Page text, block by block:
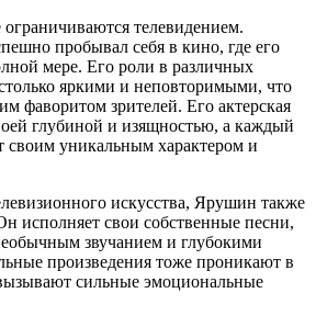
телевидением.
пробывал себя в кино, где его
мере. Его роли в различных
яркими и неповторимыми, что
фаворитом зрителей. Его актерская
глубиной и изящностью, а каждый
своим уникальным характером и
искусства, Ярушин также
исполняет свои собственные песни,
звучанием и глубокими
произведения тоже проникают в
сильные эмоциональные